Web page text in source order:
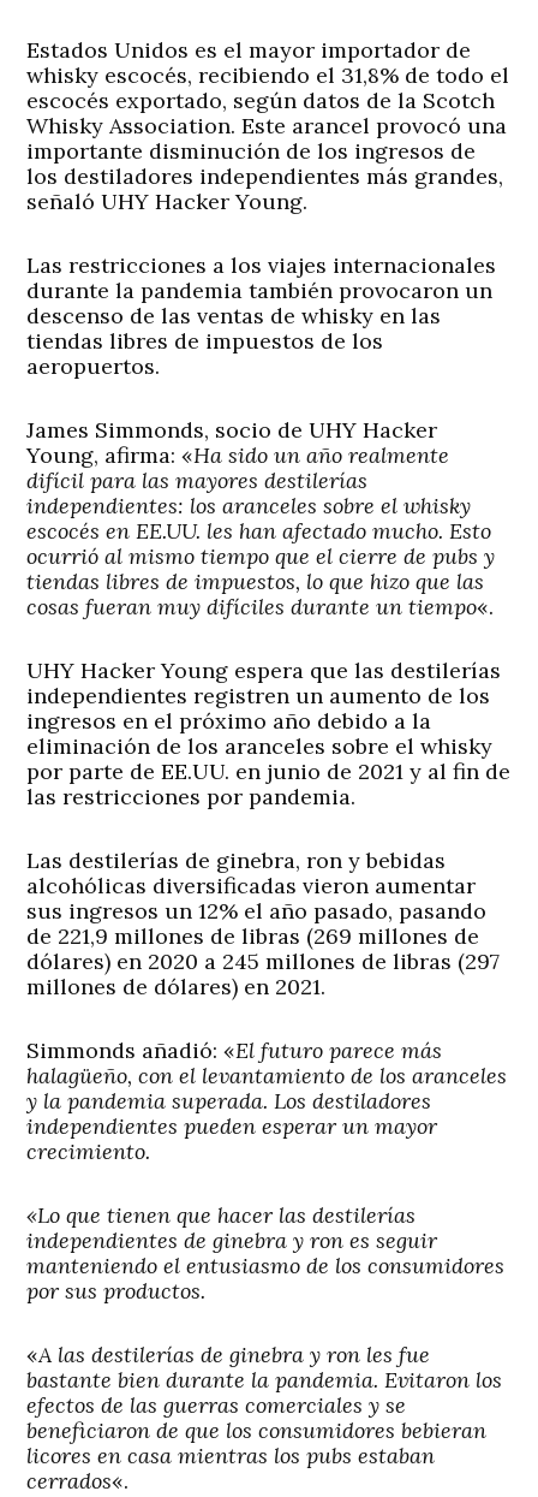
Estados Unidos es el mayor importador de
whisky escocés, recibiendo el 31,8% de todo el
escocés exportado, según datos de la Scotch
Whisky Association. Este arancel provocó una
importante disminución de los ingresos de
los destiladores independientes más grandes,
señaló UHY Hacker Young.
Las restricciones a los viajes internacionales
durante la pandemia también provocaron un
descenso de las ventas de whisky en las
tiendas libres de impuestos de los
aeropuertos.
James Simmonds, socio de UHY Hacker
Young, afirma: «Ha sido un año realmente
difícil para las mayores destilerías
independientes: los aranceles sobre el whisky
escocés en EE.UU. les han afectado mucho. Esto
ocurrió al mismo tiempo que el cierre de pubs y
tiendas libres de impuestos, lo que hizo que las
cosas fueran muy difíciles durante un tiempo«.
UHY Hacker Young espera que las destilerías
independientes registren un aumento de los
ingresos en el próximo año debido a la
eliminación de los aranceles sobre el whisky
por parte de EE.UU. en junio de 2021 y al fin de
las restricciones por pandemia.
Las destilerías de ginebra, ron y bebidas
alcohólicas diversificadas vieron aumentar
sus ingresos un 12% el año pasado, pasando
de 221,9 millones de libras (269 millones de
dólares) en 2020 a 245 millones de libras (297
millones de dólares) en 2021.
Simmonds añadió: «El futuro parece más
halagüeño, con el levantamiento de los aranceles
y la pandemia superada. Los destiladores
independientes pueden esperar un mayor
crecimiento.
«Lo que tienen que hacer las destilerías
independientes de ginebra y ron es seguir
manteniendo el entusiasmo de los consumidores
por sus productos.
«A las destilerías de ginebra y ron les fue
bastante bien durante la pandemia. Evitaron los
efectos de las guerras comerciales y se
beneficiaron de que los consumidores bebieran
licores en casa mientras los pubs estaban
cerrados«.